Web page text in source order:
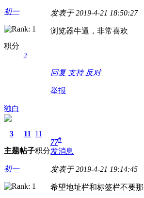
初一
积分
2
发表于 2019-4-21 18:50:27
浏览器牛逼，非常喜欢
回复 支持 反对
举报
独白
3
主题
11
帖子
11
积分
初一
77#
发消息
发表于 2019-4-21 19:14:45
希望地址栏和标签栏不要